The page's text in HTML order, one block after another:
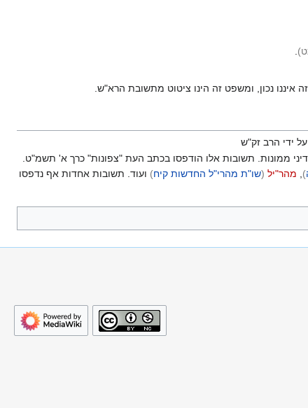
)
.
איננו נכון, ומשפט זה הינו ציטוט מתשובת הרא"ש.
ידי הרב זק"ש
בעקבות פרעות המגפה השחורה בשנת ק"ח. לידינו הגיעו כ-20 תשובות, רובן בדיני ממונות. תשובות אלו הודפסו בכתב העת "צפונות" כרך א' תשמ"ט.
)
, מהר"יל (שו"ת מהרי"ל החדשות קיח) ועוד. תשובות אחדות אף נדפסו